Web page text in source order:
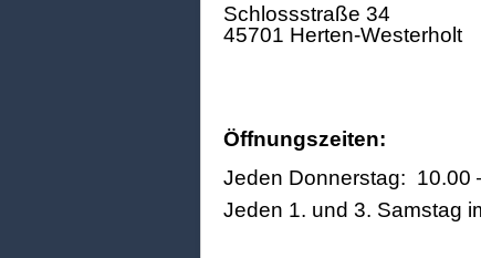
Schlossstraße 34
45701 Herten-Westerholt
Öffnungszeiten:
Jeden Donnerstag: 10.00
Jeden 1. und 3. Samstag